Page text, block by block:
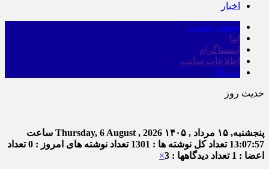
اخبار
صفحه نخست
ایتا
اینستاگرام
اطلاعات سایت
برو بالا
حدیث روز
پنجشنبه, ۱۵ مرداد , ۱۴۰۵ Thursday, 6 August , 2026 ساعت
13:07:58 تعداد کل نوشته ها : 1301 تعداد نوشته های امروز : 0
تعداد
اعضا : 1
تعداد دیدگاهها : 3 ×